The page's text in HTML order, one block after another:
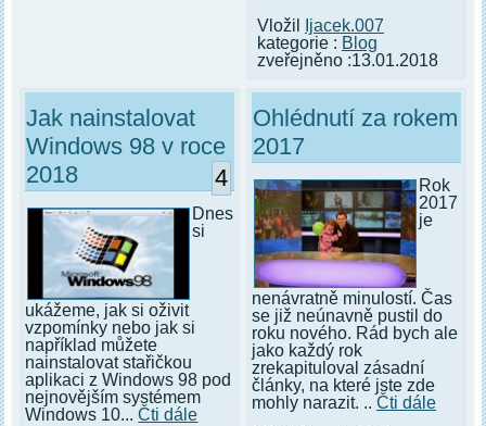
Vložil
Ijacek.007
kategorie : Blog
zveřejněno :13.01.2018
Jak nainstalovat
Windows 98 v roce
2018
4
Dnes
si
ukážeme, jak si oživit
vzpomínky nebo jak si
například můžete
nainstalovat stařičkou
aplikaci z Windows 98 pod
nejnovějším systémem
Windows 10...Čti dále
Ohlédnutí za rokem
2017
Rok
2017
je
nenávratně minulostí. Čas
se již neúnavně pustil do
roku nového. Rád bych ale
jako každý rok
zrekapituloval zásadní
články, na které jste zde
mohly narazit. .. Čti dále